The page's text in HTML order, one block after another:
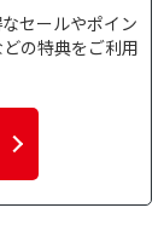
セールやポイン
の特典をご利用